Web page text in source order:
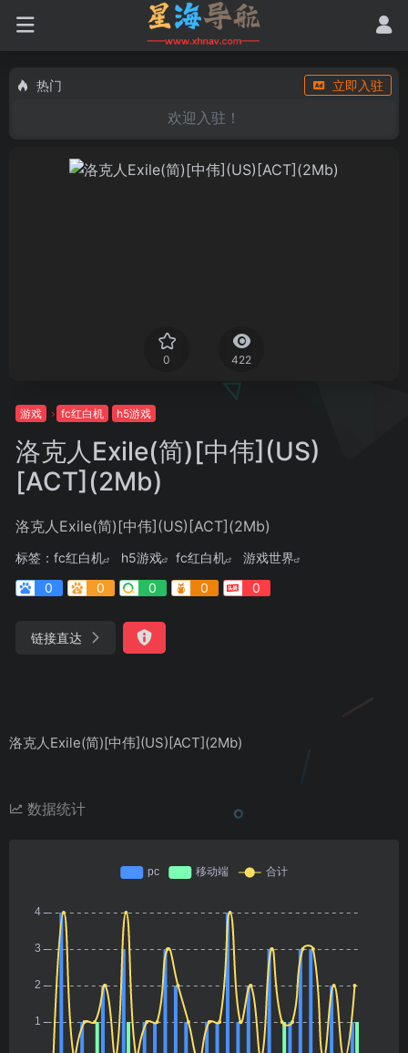
热门 立即入驻
欢迎入驻！
0 422
游戏 fc红白机 h5游戏
洛克人Exile(简)[中伟](US)
[ACT](2Mb)
洛克人Exile(简)[中伟](US)[ACT](2Mb)
标签： fc红白机 h5游戏 fc红白机
游戏世界
0
0 0 0 0
链接直达
洛克人Exile(简)[中伟](US)[ACT](2Mb)
数据统计